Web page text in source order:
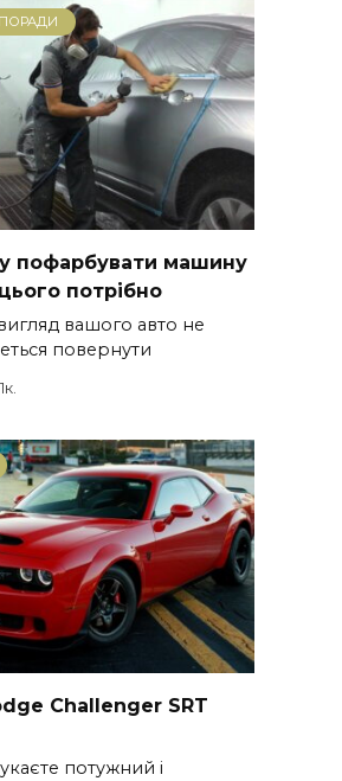
пофарбувати машину
потрібно
вашого авто не
повернути
Challenger SRT
потужний і